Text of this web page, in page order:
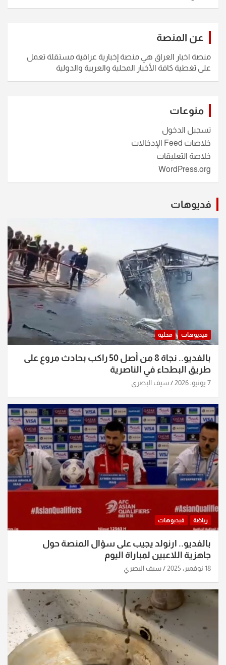
عن المنصة
منصة اخبار العراق هي منصة إخبارية عراقية مستقلة تعمل
على تغطية كافة الأخبار المحلية والعربية والدولية
منوعات
تسجيل الدخول
خلاصات Feed الإدخالات
خلاصة التعليقات
WordPress.org
فديوهات
فيديوهات محلية
بالفديو.. نجاة 8 من أصل 50 راكب بحادث مروع على
طريق البطحاء في الناصرية
7 يونيو، 2026 سيف البصري
رياضة فيديوهات
بالفديو.. ارنولد يجيب على سؤال المنصة حول
جاهزية اللاعبين لمباراة اليوم
18 نوفمبر، 2025 سيف البصري